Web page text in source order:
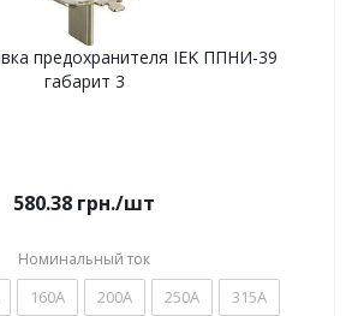
предохранителя IEK ППНИ-39
габарит 3
580.38 грн./шт
Номинальный ток
160А 200А 250А
315А